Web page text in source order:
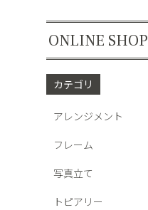
ONLINE SHOP
カテゴリ
アレンジメント
フレーム
写真立て
トピアリー